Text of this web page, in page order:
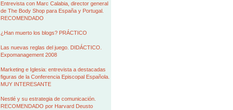
Entrevista con Marc Calabia, director general
de The Body Shop para España y Portugal.
RECOMENDADO
¿Han muerto los blogs? PRÁCTICO
Las nuevas reglas del juego. DIDÁCTICO.
Expomanagement 2008
Marketing e Iglesia: entrevista a destacadas
figuras de la Conferencia Episcopal Española.
MUY INTERESANTE
Nestlé y su estrategia de comunicación.
RECOMENDADO por Harvard Deusto